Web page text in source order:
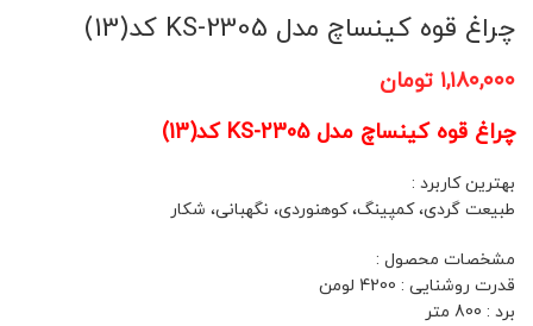
چراغ قوه کینساچ مدل KS-2305 کد(13)
۱,۱۸۰,۰۰۰ تومان
چراغ قوه کینساچ مدل KS-2305 کد(13)
بهترین کاربرد :
طبیعت گردی، کمپینگ، کوهنوردی، نگهبانی، شکار
مشخصات محصول :
قدرت روشنایی : 4200 لومن
برد : 800 متر